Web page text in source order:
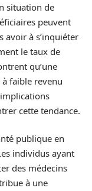
situation de
peuvent
avoir à s’inquiéter
le taux de
qu’une
faible revenu
cette tendance.
publique en
individus ayant
des médecins
à une